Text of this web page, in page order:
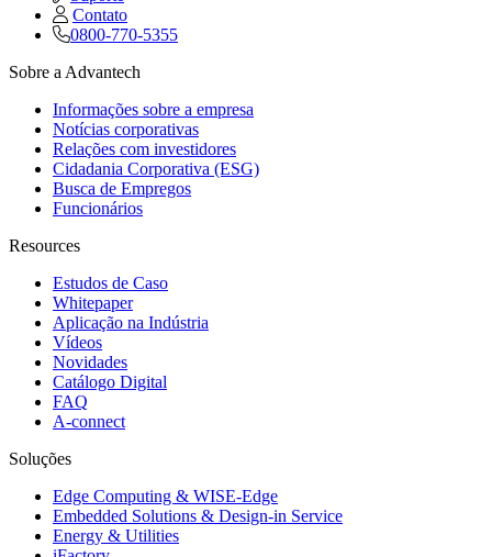
Contato
0800-770-5355
Sobre a Advantech
Informações sobre a empresa
Notícias corporativas
Relações com investidores
Cidadania Corporativa (ESG)
Busca de Empregos
Funcionários
Resources
Estudos de Caso
Whitepaper
Aplicação na Indústria
Vídeos
Novidades
Catálogo Digital
FAQ
A-connect
Soluções
Edge Computing & WISE-Edge
Embedded Solutions & Design-in Service
Energy & Utilities